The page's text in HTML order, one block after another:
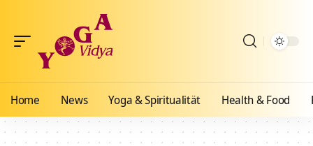
Home News Yoga & Spiritualität Health & Food